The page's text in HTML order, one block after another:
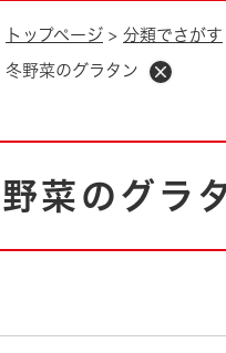
住民票・戸
物 救急・消防
上水道・下
園
地域コミュ
学校 観光
トップページ > 分類でさがす
冬野菜のグラタン
菜のグラ